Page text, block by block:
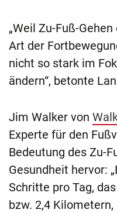
„Weil Zu-Fuß-
Art der
nicht so stark im
ändern“, betonte
Jim Walker von
Experte für den
Bedeutung des Zu-
Gesundheit hervor:
Schritte pro Tag,
bzw. 2,4